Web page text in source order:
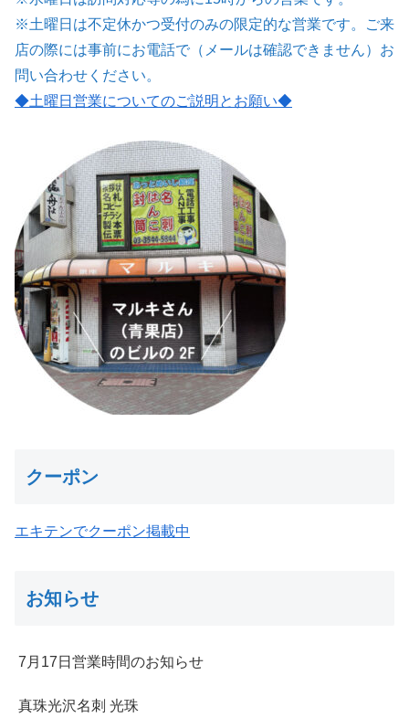
※土曜日は不定休かつ受付のみの限定的な営業です。ご来
店の際には事前にお電話で（メールは確認できません）お
問い合わせください。
◆土曜日営業についてのご説明とお願い◆
クーポン
エキテンでクーポン掲載中
お知らせ
7月17日営業時間のお知らせ
真珠光沢名刺 光珠